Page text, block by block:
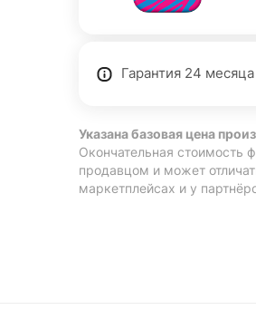
Гарантия 24 месяца
Указана базовая цена
Окончательная стоимость
продавцом и может
маркетплейсах и у